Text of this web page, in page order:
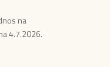
na
4.7.2026.